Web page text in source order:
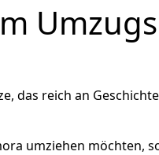
das reich an
umziehen möchten,